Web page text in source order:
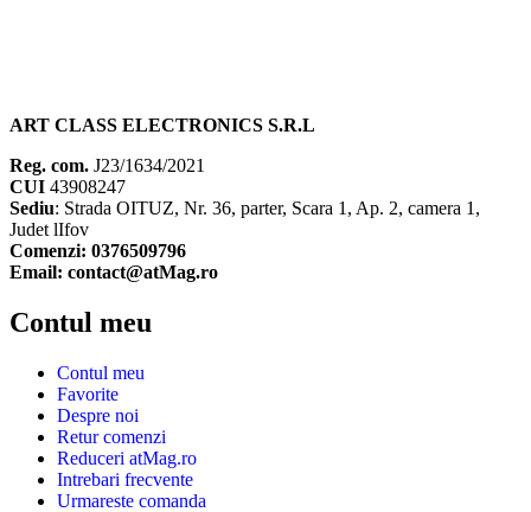
ART CLASS ELECTRONICS S.R.L
Reg. com. J23/1634/2021
CUI 43908247
Sediu: Strada OITUZ, Nr. 36, parter, Scara 1, Ap. 2, camera 1,
Judet lIfov
Comenzi: 0376509796
Email: contact@atMag.ro
Contul meu
Contul meu
Favorite
Despre noi
Retur comenzi
Reduceri atMag.ro
Intrebari frecvente
Urmareste comanda